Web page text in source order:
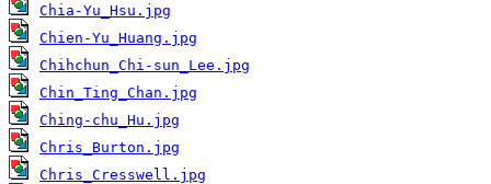
Chia-Yu_Hsu.jpg
Chien-Yu_Huang.jpg
Chihchun_Chi-sun_Lee.jpg
Chin_Ting_Chan.jpg
Ching-chu_Hu.jpg
Chris_Burton.jpg
Chris_Cresswell.jpg